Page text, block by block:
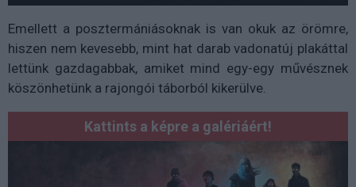
Emellett a posztermániásoknak is van okuk az örömre,
hiszen nem kevesebb, mint hat darab vadonatúj plakáttal
lettünk gazdagabbak, amiket mind egy-egy művésznek
köszönhetünk a rajongói táborból kikerülve.
Kattints a képre a galériáért!